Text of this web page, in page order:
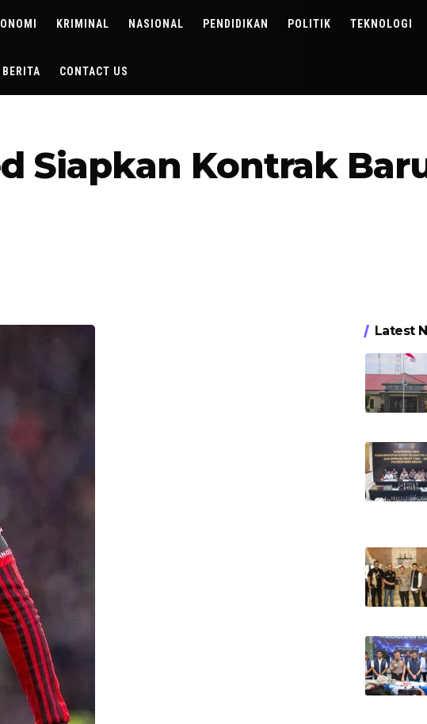
KRIMINAL NASIONAL PENDIDIKAN POLITIK TEKNOLOGI
BERITA CONTACT US
Siapkan Kontrak
Latest